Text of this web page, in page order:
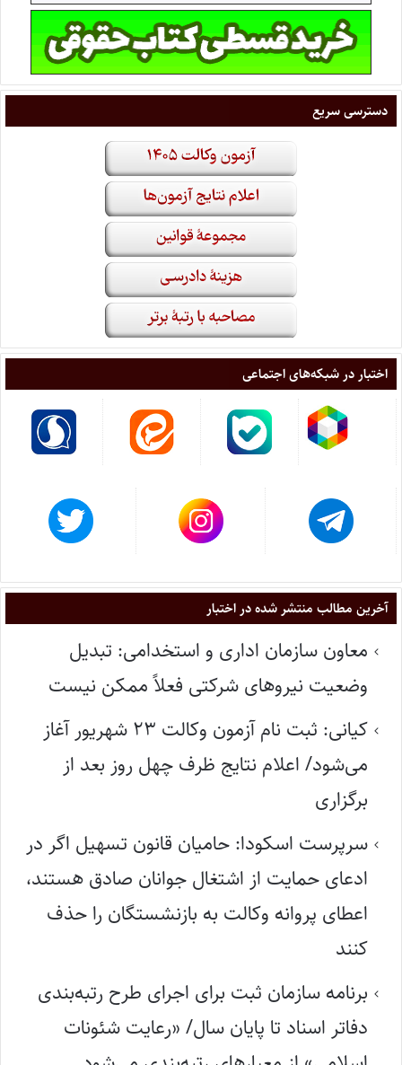
دسترسی سریع
اختبار در شبکه‌های اجتماعی
آخرین مطالب منتشر شده در اختبار
معاون سازمان اداری و استخدامی: تبدیل
وضعیت نیروهای شرکتی فعلاً ممکن نیست
کیانی: ثبت نام آزمون وکالت ۲۳ شهریور آغاز
می‌شود/ اعلام نتایج ظرف چهل روز بعد از
برگزاری
سرپرست اسکودا: حامیان قانون تسهیل اگر در
ادعای حمایت از اشتغال جوانان صادق هستند،
اعطای پروانه وکالت به بازنشستگان را حذف
کنند
برنامه سازمان ثبت برای اجرای طرح رتبه‌بندی
دفاتر اسناد تا پایان سال/ «رعایت شئونات